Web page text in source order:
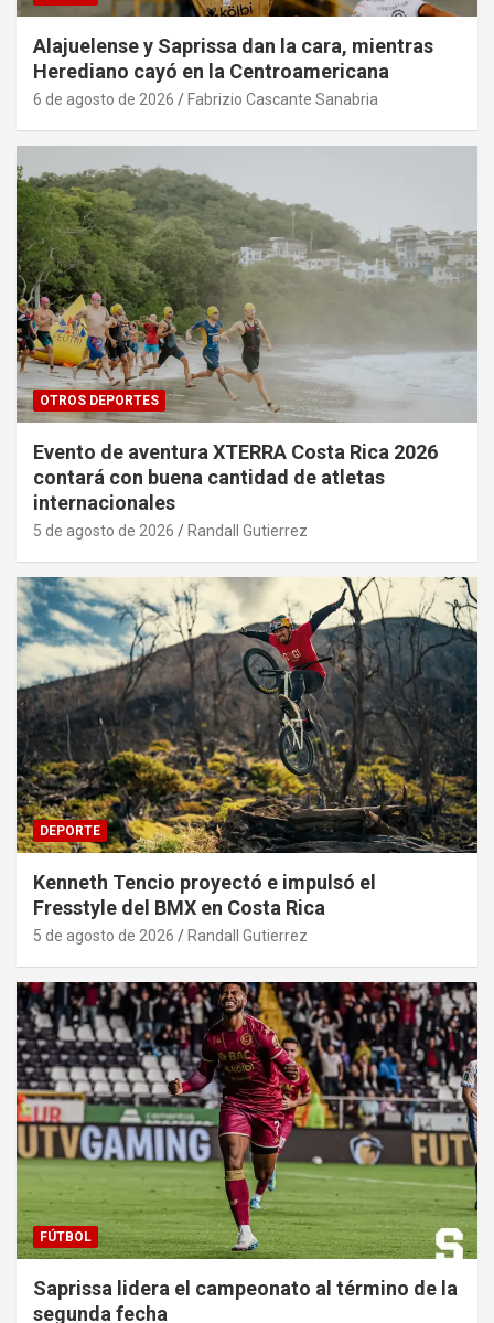
Alajuelense y Saprissa dan la cara, mientras
Herediano cayó en la Centroamericana
6 de agosto de 2026 Fabrizio Cascante Sanabria
OTROS DEPORTES
Evento de aventura XTERRA Costa Rica 2026
contará con buena cantidad de atletas
internacionales
5 de agosto de 2026 Randall Gutierrez
DEPORTE
Kenneth Tencio proyectó e impulsó el
Fresstyle del BMX en Costa Rica
5 de agosto de 2026 Randall Gutierrez
FÚTBOL
Saprissa lidera el campeonato al término de la
segunda fecha